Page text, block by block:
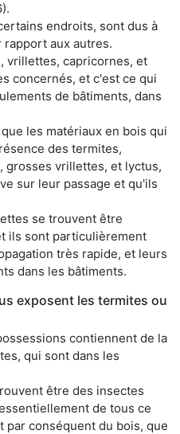
endroits, sont dus à
aux autres.
vrillettes, capricornes, et
concernés, et c'est ce qui
de bâtiments, dans
les matériaux en bois qui
des termites,
vrillettes, et lyctus,
sur leur passage et qu'ils
se trouvent être
ils sont particulièrement
très rapide, et leurs
dans les bâtiments.
exposent les termites ou
contiennent de la
qui sont dans les
être des insectes
de tous ce
conséquent du bois, que